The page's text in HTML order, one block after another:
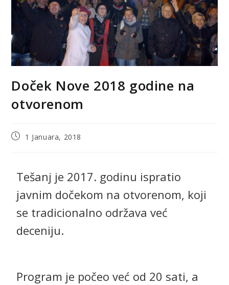
Doček Nove 2018 godine na
otvorenom
1 Januara, 2018
Tešanj je 2017. godinu ispratio
javnim dočekom na otvorenom, koji
se tradicionalno održava već
deceniju.
Program je počeo već od 20 sati, a